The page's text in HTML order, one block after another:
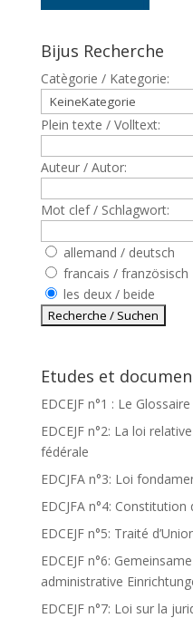
Bijus Recherche
Catègorie / Kategorie:
Plein texte / Volltext:
Auteur / Autor:
Mot clef / Schlagwort:
allemand / deutsch
francais / französisch
les deux / beide
Etudes et
EDCEJF n°1 : Le
EDCEJF n°2: La loi
fédérale
EDCJFA n°3: Loi
EDCJFA n°4:
EDCEJF n°5: Traité
EDCEJF n°6:
administrative
EDCEJF n°7: Loi sur la